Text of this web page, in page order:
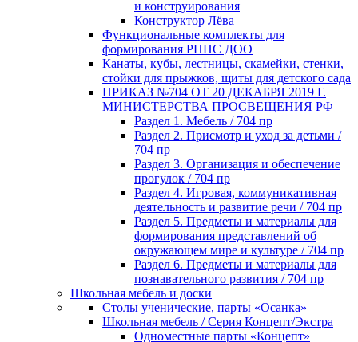
и конструирования
Конструктор Лёва
Функциональные комплекты для
формирования РППС ДОО
Канаты, кубы, лестницы, скамейки, стенки,
стойки для прыжков, щиты для детского сада
ПРИКАЗ №704 ОТ 20 ДЕКАБРЯ 2019 Г.
МИНИСТЕРСТВА ПРОСВЕЩЕНИЯ РФ
Раздел 1. Мебель / 704 пр
Раздел 2. Присмотр и уход за детьми /
704 пр
Раздел 3. Организация и обеспечение
прогулок / 704 пр
Раздел 4. Игровая, коммуникативная
деятельность и развитие речи / 704 пр
Раздел 5. Предметы и материалы для
формирования представлений об
окружающем мире и культуре / 704 пр
Раздел 6. Предметы и материалы для
познавательного развития / 704 пр
Школьная мебель и доски
Столы ученические, парты «Осанка»
Школьная мебель / Серия Концепт/Экстра
Одноместные парты «Концепт»